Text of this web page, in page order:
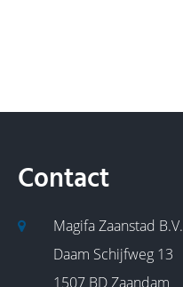
Contact
Magifa Zaanstad B.V.
Daam Schijfweg 13
1507 BD Zaandam